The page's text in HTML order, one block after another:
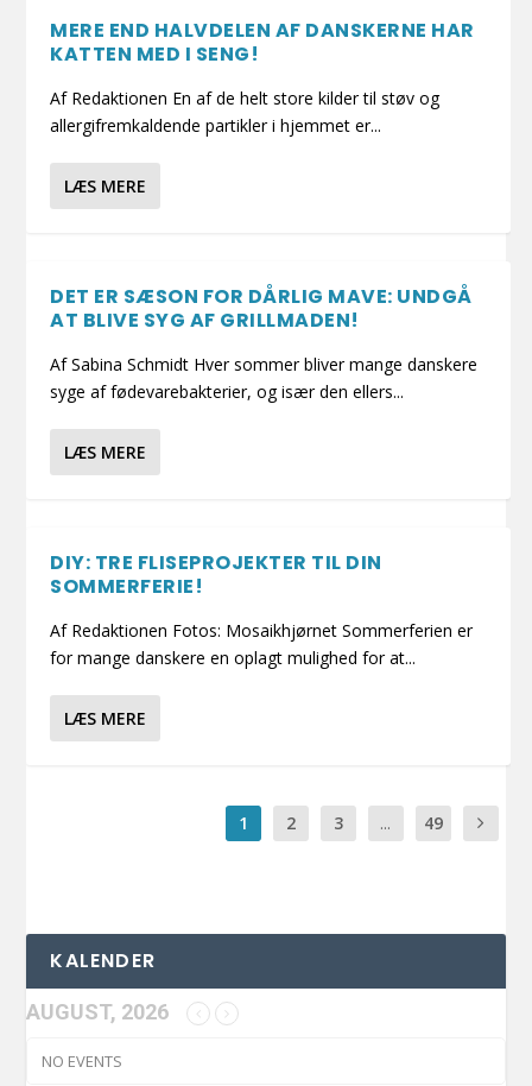
MERE END HALVDELEN AF DANSKERNE HAR
KATTEN MED I SENG!
Af Redaktionen En af de helt store kilder til støv og
allergifremkaldende partikler i hjemmet er...
LÆS MERE
DET ER SÆSON FOR DÅRLIG MAVE: UNDGÅ
AT BLIVE SYG AF GRILLMADEN!
Af Sabina Schmidt Hver sommer bliver mange danskere
syge af fødevarebakterier, og især den ellers...
LÆS MERE
DIY: TRE FLISEPROJEKTER TIL DIN
SOMMERFERIE!
Af Redaktionen Fotos: Mosaikhjørnet Sommerferien er
for mange danskere en oplagt mulighed for at...
LÆS MERE
1 2 3 ... 49
KALENDER
AUGUST, 2026
NO EVENTS